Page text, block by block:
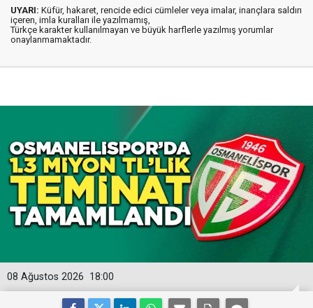
UYARI: Küfür, hakaret, rencide edici cümleler veya imalar, inançlara saldırı
içeren, imla kuralları ile yazılmamış,
Türkçe karakter kullanılmayan ve büyük harflerle yazılmış yorumlar
onaylanmamaktadır.
18:00
08 Ağustos 2026